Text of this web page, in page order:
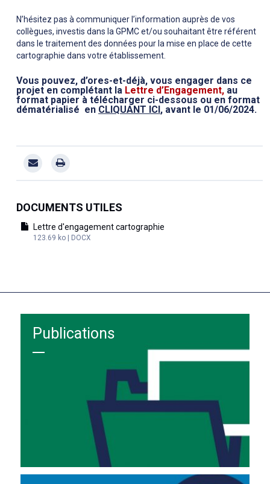
N’hésitez pas à communiquer l’information auprès de vos
collègues, investis dans la GPMC et/ou souhaitant être référent
dans le traitement des données pour la mise en place de cette
cartographie dans votre établissement.
Vous pouvez, d’ores-et-déjà, vous engager dans ce
projet en complétant la Lettre d’Engagement, au
format papier à télécharger ci-dessous ou en format
dématérialisé en CLIQUANT ICI , avant le 01/06/2024.
DOCUMENTS UTILES
Lettre d'engagement cartographie
123.69 ko | DOCX
Publications